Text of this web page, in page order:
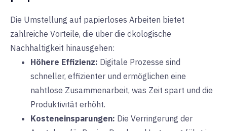
Die Umstellung auf papierloses Arbeiten bietet
zahlreiche Vorteile, die über die ökologische
Nachhaltigkeit hinausgehen:
Höhere Effizienz: Digitale Prozesse sind
schneller, effizienter und ermöglichen eine
nahtlose Zusammenarbeit, was Zeit spart und die
Produktivität erhöht.
Kosteneinsparungen: Die Verringerung der